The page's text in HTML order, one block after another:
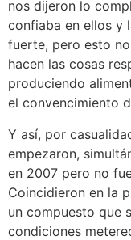
nos dijeron lo
confiaba en ellos y
fuerte, pero esto
hacen las cosas
produciendo
el convencimiento
Y así, por
empezaron,
en 2007 pero no
Coincidieron en la
un compuesto que
condiciones